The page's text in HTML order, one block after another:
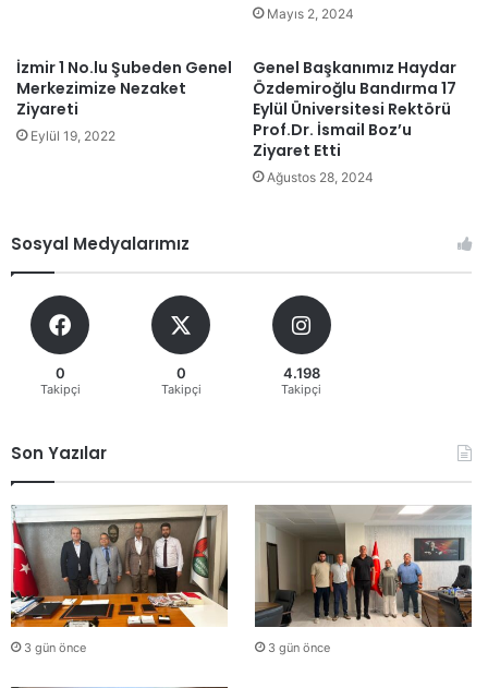
Mayıs 2, 2024
İzmir 1 No.lu Şubeden Genel
Merkezimize Nezaket
Ziyareti
Eylül 19, 2022
Genel Başkanımız Haydar
Özdemiroğlu Bandırma 17
Eylül Üniversitesi Rektörü
Prof.Dr. İsmail Boz’u
Ziyaret Etti
Ağustos 28, 2024
Sosyal Medyalarımız
0
Takipçi
0
Takipçi
4.198
Takipçi
Son Yazılar
3 gün önce 3 gün önce